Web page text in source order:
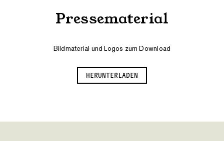
Pressematerial
Bildmaterial und Logos zum Download
HERUNTERLADEN